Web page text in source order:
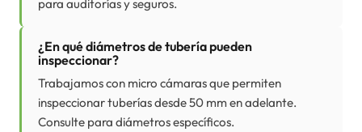
para auditorías y seguros.
¿En qué diámetros de tubería pueden
inspeccionar?
Trabajamos con micro cámaras que permiten
inspeccionar tuberías desde 50 mm en adelante.
Consulte para diámetros específicos.